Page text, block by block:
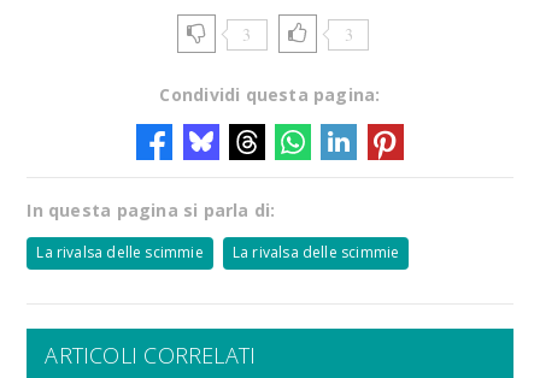
3 3
Condividi questa pagina:
In questa pagina si parla di:
La rivalsa delle scimmie La rivalsa delle scimmie
ARTICOLI CORRELATI